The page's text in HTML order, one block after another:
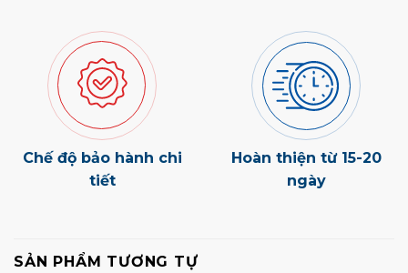
Chế độ bảo hành chi
tiết
Hoàn thiện từ 15-20
ngày
SẢN PHẨM TƯƠNG TỰ